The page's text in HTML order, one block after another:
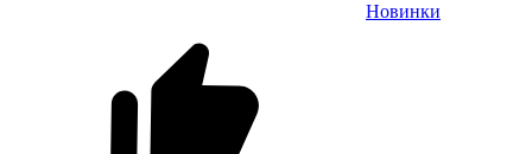
Новинки